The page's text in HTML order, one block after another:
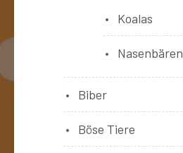
Koalas
Nasenbären
Biber
Böse Tiere